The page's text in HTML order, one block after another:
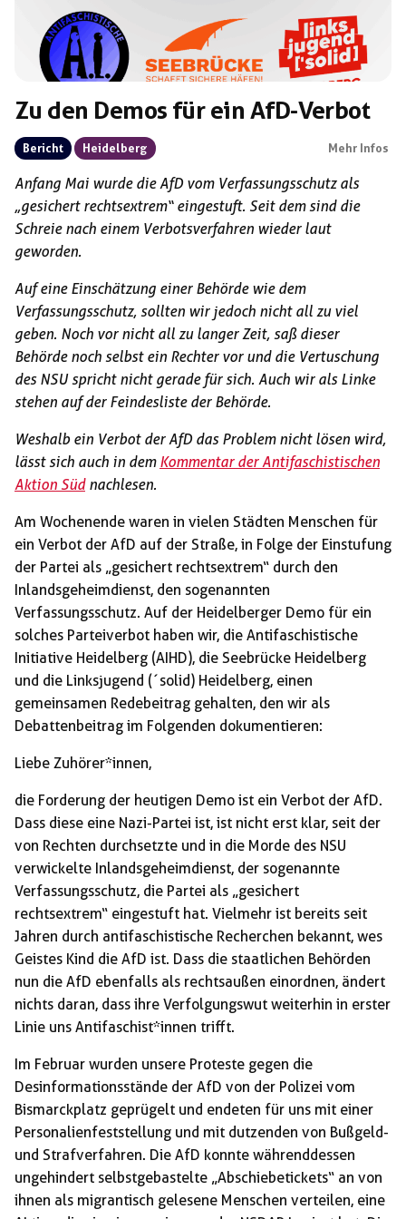
Zu den Demos für ein AfD-Verbot
Bericht Heidelberg Mehr Infos
Anfang Mai wurde die AfD vom Verfassungsschutz als
„gesichert rechtsextrem“ eingestuft. Seit dem sind die
Schreie nach einem Verbotsverfahren wieder laut
geworden.
Auf eine Einschätzung einer Behörde wie dem
Verfassungsschutz, sollten wir jedoch nicht all zu viel
geben. Noch vor nicht all zu langer Zeit, saß dieser
Behörde noch selbst ein Rechter vor und die Vertuschung
des NSU spricht nicht gerade für sich. Auch wir als Linke
stehen auf der Feindesliste der Behörde.
Weshalb ein Verbot der AfD das Problem nicht lösen wird,
lässt sich auch in dem Kommentar der Antifaschistischen
Aktion Südnachlesen.
Am Wochenende waren in vielen Städten Menschen für
ein Verbot der AfD auf der Straße, in Folge der Einstufung
der Partei als „gesichert rechtsextrem“ durch den
Inlandsgeheimdienst, den sogenannten
Verfassungsschutz. Auf der Heidelberger Demo für ein
solches Parteiverbot haben wir, die Antifaschistische
Initiative Heidelberg (AIHD), die Seebrücke Heidelberg
und die Linksjugend (´solid) Heidelberg, einen
gemeinsamen Redebeitrag gehalten, den wir als
Debattenbeitrag im Folgenden dokumentieren:
Liebe Zuhörer*innen,
die Forderung der heutigen Demo ist ein Verbot der AfD.
Dass diese eine Nazi-Partei ist, ist nicht erst klar, seit der
von Rechten durchsetzte und in die Morde des NSU
verwickelte Inlandsgeheimdienst, der sogenannte
Verfassungsschutz, die Partei als „gesichert
rechtsextrem“ eingestuft hat. Vielmehr ist bereits seit
Jahren durch antifaschistische Recherchen bekannt, wes
Geistes Kind die AfD ist. Dass die staatlichen Behörden
nun die AfD ebenfalls als rechtsaußen einordnen, ändert
nichts daran, dass ihre Verfolgungswut weiterhin in erster
Linie uns Antifaschist*innen trifft.
Im Februar wurden unsere Proteste gegen die
Desinformationsstände der AfD von der Polizei vom
Bismarckplatz geprügelt und endeten für uns mit einer
Personalienfeststellung und mit dutzenden von Bußgeld-
und Strafverfahren. Die AfD konnte währenddessen
ungehindert selbstgebastelte „Abschiebetickets“ an von
ihnen als migrantisch gelesene Menschen verteilen, eine